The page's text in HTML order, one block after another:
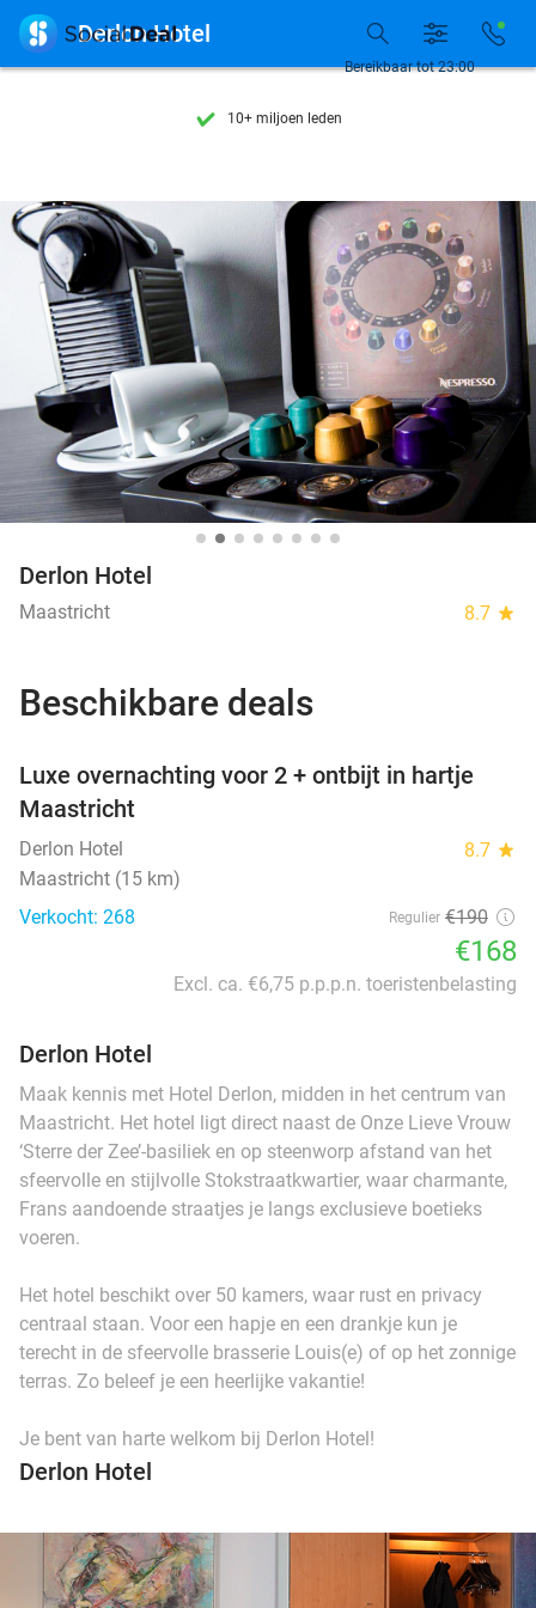
7 dagen per week beschikbaar
10+ miljoen leden
7 dagen per week beschikbaar
10+ miljoen leden
Bereikbaar tot 23:00
 Derlon Hotel
Derlon Hotel
Maastricht 8.7 star
Beschikbare deals
Luxe overnachting voor 2 + ontbijt in hartje
Maastricht
Derlon Hotel 8.7 star
Maastricht (15 km)
Verkocht: 268
Regulier €190
€168
Excl. ca. €6,75 p.p.p.n. toeristenbelasting
Derlon Hotel
Maak kennis met Hotel Derlon, midden in het centrum van
Maastricht. Het hotel ligt direct naast de Onze Lieve Vrouw
‘Sterre der Zee’-basiliek en op steenworp afstand van het
sfeervolle en stijlvolle Stokstraatkwartier, waar charmante,
Frans aandoende straatjes je langs exclusieve boetieks
voeren.
Het hotel beschikt over 50 kamers, waar rust en privacy
centraal staan. Voor een hapje en een drankje kun je
terecht in de sfeervolle brasserie Louis(e) of op het zonnige
terras. Zo beleef je een heerlijke vakantie!
Je bent van harte welkom bij Derlon Hotel!
Derlon Hotel